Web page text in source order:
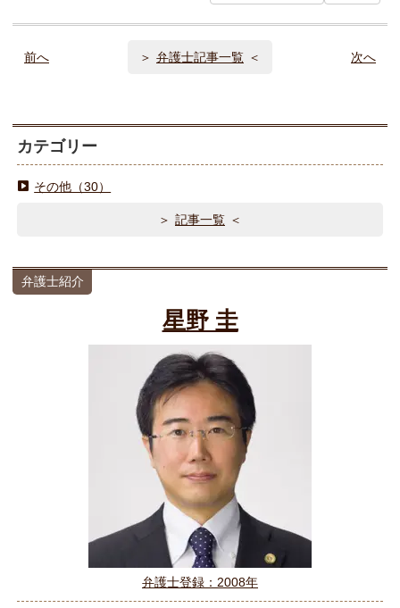
前へ 弁護士記事一覧 次へ
カテゴリー
その他（30）
記事一覧
弁護士紹介
星野 圭
弁護士登録：2008年